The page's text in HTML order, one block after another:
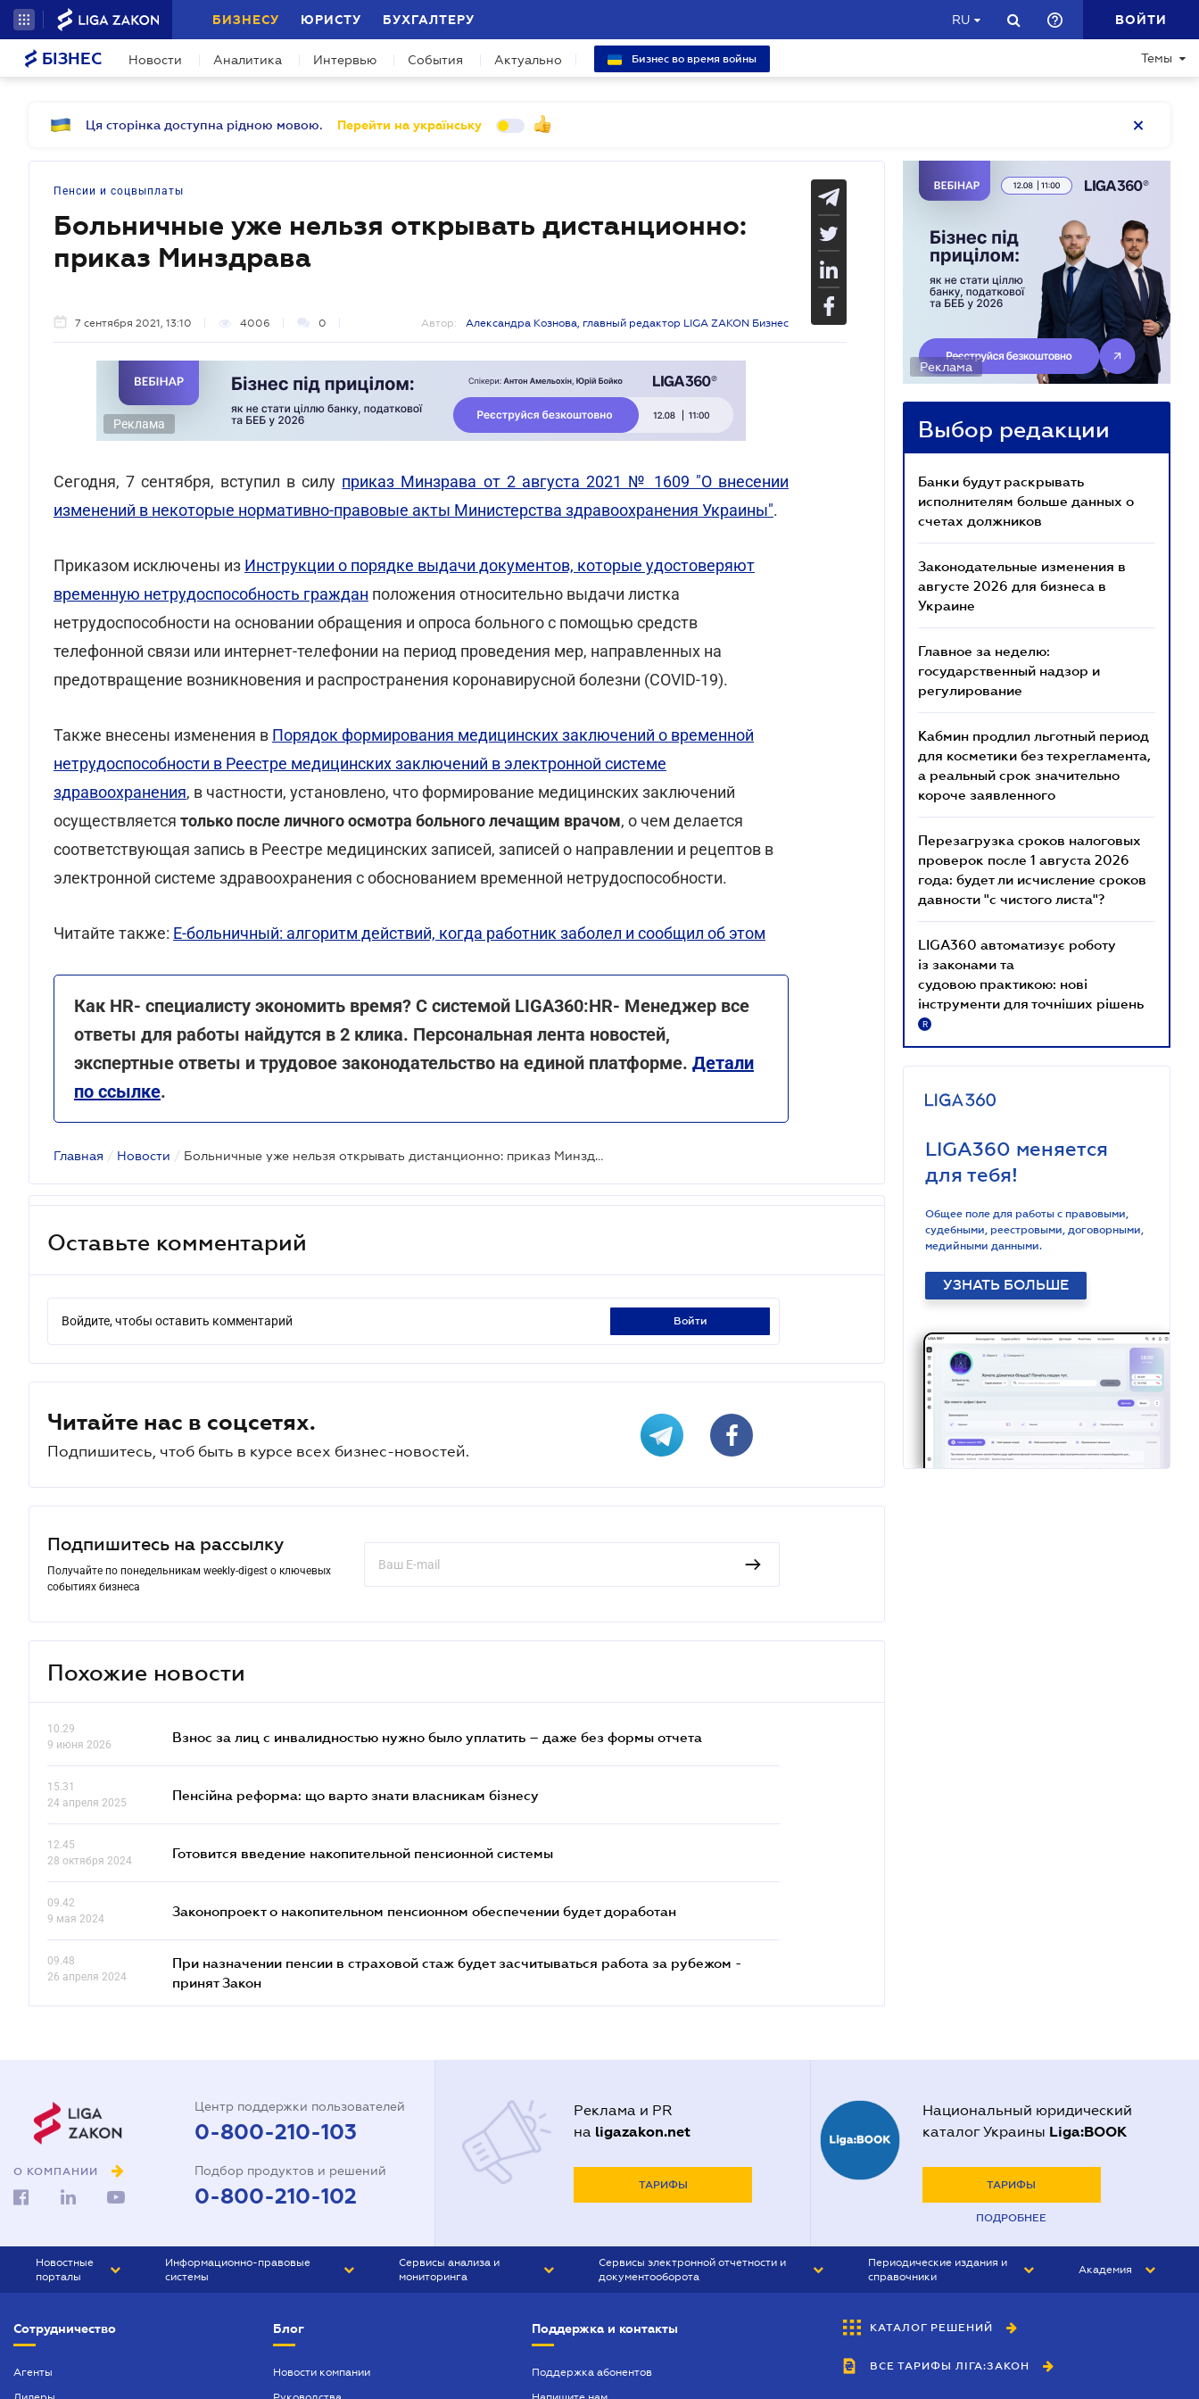
БИЗНЕСУ ЮРИСТУ БУХГАЛТЕРУ RU ВОЙТИ
БІЗНЕС Новости Аналитика Интервью События Актуально Бизнес во время войны Темы
Ця сторінка доступна рідною мовою. Перейти на українську
Пенсии и соцвыплаты
Больничные уже нельзя открывать дистанционно:
приказ Минздрава
7 сентября 2021, 13:10 4006 0 Автор: Александра Кознова, главный редактор LIGA ZAKON Бизнес
Реклама
Сегодня, 7 сентября, вступил в силу приказ Минзрава от 2 августа 2021 № 1609 "О внесении
изменений в некоторые нормативно-правовые акты Министерства здравоохранения Украины".
Приказом исключены из Инструкции о порядке выдачи документов, которые удостоверяют
временную нетрудоспособность граждан положения относительно выдачи листка
нетрудоспособности на основании обращения и опроса больного с помощью средств
телефонной связи или интернет-телефонии на период проведения мер, направленных на
предотвращение возникновения и распространения коронавирусной болезни (COVID-19).
Также внесены изменения в Порядок формирования медицинских заключений о временной
нетрудоспособности в Реестре медицинских заключений в электронной системе
здравоохранения, в частности, установлено, что формирование медицинских заключений
осуществляется только после личного осмотра больного лечащим врачом, о чем делается
соответствующая запись в Реестре медицинских записей, записей о направлении и рецептов в
электронной системе здравоохранения с обоснованием временной нетрудоспособности.
Читайте также: Е-больничный: алгоритм действий, когда работник заболел и сообщил об этом
Как HR- специалисту экономить время? С системой LIGA360:HR- Менеджер все
ответы для работы найдутся в 2 клика. Персональная лента новостей,
экспертные ответы и трудовое законодательство на единой платформе. Детали
по ссылке.
Главная / Новости / Больничные уже нельзя открывать дистанционно: приказ Минздрава
Оставьте комментарий
Войдите, чтобы оставить комментарий войти
Читайте нас в соцсетях.
Подпишитесь, чтоб быть в курсе всех бизнес-новостей.
Подпишитесь на рассылку
Получайте по понедельникам weekly-digest о ключевых
событиях бизнеса
Похожие новости
10.29
9 июня 2026
Взнос за лиц с инвалидностью нужно было уплатить – даже без формы отчета
15.31
24 апреля 2025
Пенсійна реформа: що варто знати власникам бізнесу
12.45
28 октября 2024
Готовится введение накопительной пенсионной системы
09.42
9 мая 2024
Законопроект о накопительном пенсионном обеспечении будет доработан
09.48
26 апреля 2024
При назначении пенсии в страховой стаж будет засчитываться работа за рубежом -
принят Закон
Реклама
Выбор редакции
Банки будут раскрывать
исполнителям больше данных о
счетах должников
Законодательные изменения в
августе 2026 для бизнеса в
Украине
Главное за неделю:
государственный надзор и
регулирование
Кабмин продлил льготный период
для косметики без техрегламента,
а реальный срок значительно
короче заявленного
Перезагрузка сроков налоговых
проверок после 1 августа 2026
года: будет ли исчисление сроков
давности "с чистого листа"?
LIGA360 автоматизує роботу
із законами та
судовою практикою: нові
інструменти для точніших рішень
R
LIGA360 меняется
для тебя!
Общее поле для работы с правовыми,
судебными, реестровыми, договорными,
медийными данными.
УЗНАТЬ БОЛЬШЕ
О КОМПАНИИ
Центр поддержки пользователей
0-800-210-103
Подбор продуктов и решений
0-800-210-102
Реклама и PR
на ligazakon.net
ТАРИФЫ
Национальный юридический
каталог Украины Liga:BOOK
ТАРИФЫ
ПОДРОБНЕЕ
Новостные
порталы
БИЗНЕС
Информационно-правовые
системы
Сервисы анализа и
мониторинга
Сервисы электронной отчетности и
документооборота
Периодические издания и
справочники
БУХГАЛТЕР&ЗАКОН
ВЕСТНИК МСФО
Академия
Сотрудничество
Агенты
Блог
Новости компании
Поддержка и контакты
Поддержка абонентов
КАТАЛОГ РЕШЕНИЙ
ВСЕ ТАРИФЫ ЛІГА:ЗАКОН